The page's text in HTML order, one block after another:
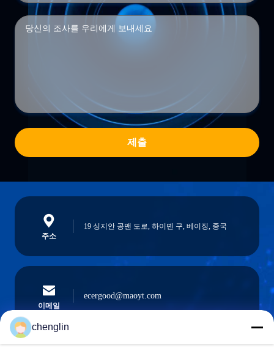
제출
주소
19 싱지안 공맨 도로, 하이뎬 구, 베이징, 중국
이메일
ecergood@maoyt.com
chenglin